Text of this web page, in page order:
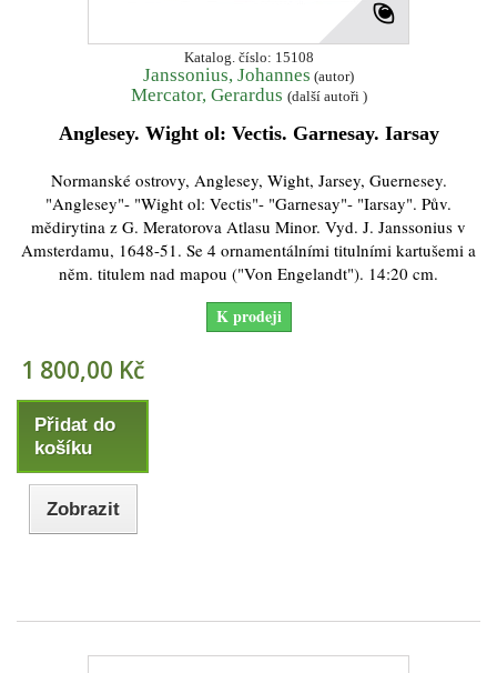
Katalog. číslo: 15108
Janssonius, Johannes (autor)
Mercator, Gerardus (další autoři )
Anglesey. Wight ol: Vectis. Garnesay. Iarsay
Normanské ostrovy, Anglesey, Wight, Jarsey, Guernesey.
"Anglesey"- "Wight ol: Vectis"- "Garnesay"- "Iarsay". Pův.
mědirytina z G. Meratorova Atlasu Minor. Vyd. J. Janssonius v
Amsterdamu, 1648-51. Se 4 ornamentálními titulními kartušemi a
něm. titulem nad mapou ("Von Engelandt"). 14:20 cm.
K prodeji
1 800,00 Kč
Přidat do
košíku
Zobrazit